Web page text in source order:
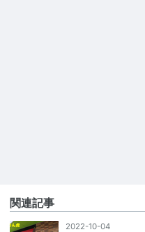
関連記事
2022-10-04